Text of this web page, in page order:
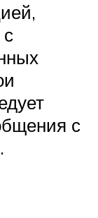
с